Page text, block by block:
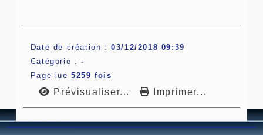
Date de création :03/12/2018 09:39
Catégorie : -
Page lue5259 fois
Prévisualiser... Imprimer...